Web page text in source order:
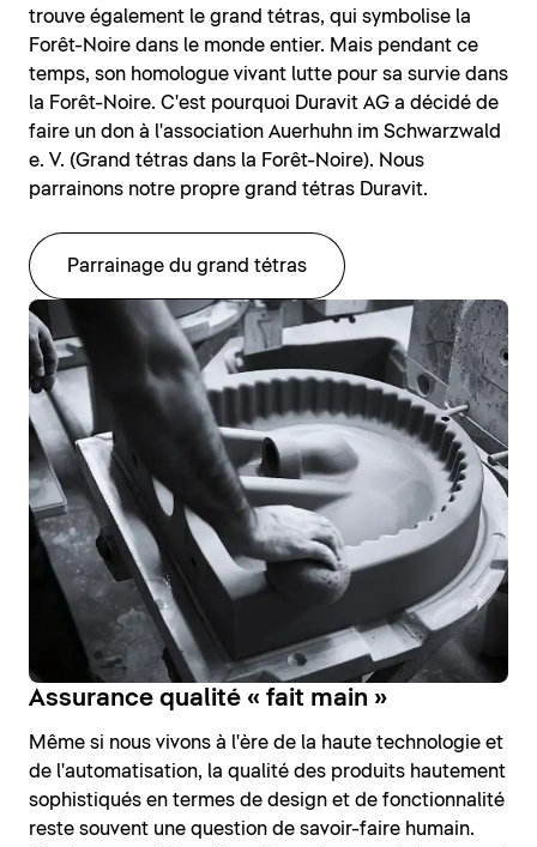
trouve également le grand tétras, qui symbolise la
Forêt-Noire dans le monde entier. Mais pendant ce
temps, son homologue vivant lutte pour sa survie dans
la Forêt-Noire. C'est pourquoi Duravit AG a décidé de
faire un don à l'association Auerhuhn im Schwarzwald
e. V. (Grand tétras dans la Forêt-Noire). Nous
parrainons notre propre grand tétras Duravit.
Parrainage du grand tétras
Assurance qualité « fait main »
Même si nous vivons à l'ère de la haute technologie et
de l'automatisation, la qualité des produits hautement
sophistiqués en termes de design et de fonctionnalité
reste souvent une question de savoir-faire humain.